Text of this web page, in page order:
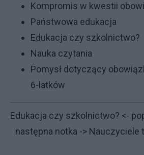
Kompromis w kwestii
Państwowa edukacja
Edukacja czy szkolnictwo?
Nauka czytania
Pomysł dotyczący
6-latków
Edukacja czy szkolnictwo? <-
następna notka -> Nauczyciele